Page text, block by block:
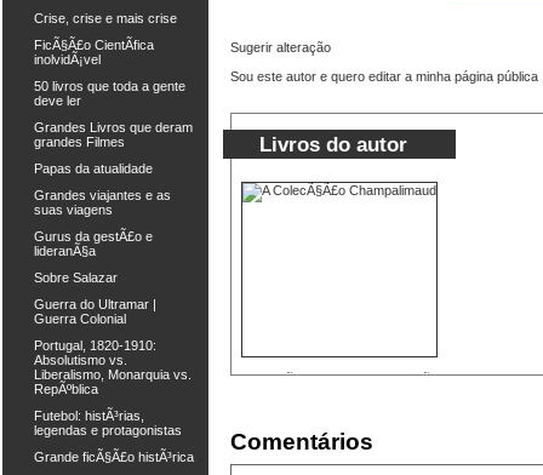
Crise, crise e mais crise
FicÃ§Ã£o CientÃ­fica
inolvidÃ¡vel
50 livros que toda a gente
deve ler
Grandes Livros que deram
grandes Filmes
Papas da atualidade
Grandes viajantes e as
suas viagens
Gurus da gestÃ£o e
lideranÃ§a
Sobre Salazar
Guerra do Ultramar |
Guerra Colonial
Portugal, 1820-1910:
Absolutismo vs.
Liberalismo, Monarquia vs.
RepÃºblica
Futebol: histÃ³rias,
legendas e protagonistas
Grande ficÃ§Ã£o histÃ³rica
Sugerir alteração
Sou este autor e quero editar a minha página pública
Livros do autor
Comentários